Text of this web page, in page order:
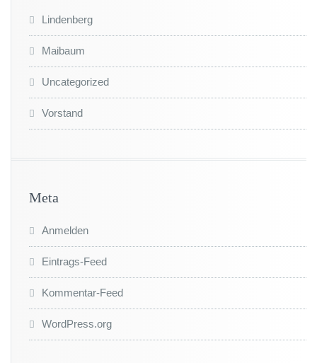
Lindenberg
Maibaum
Uncategorized
Vorstand
Meta
Anmelden
Eintrags-Feed
Kommentar-Feed
WordPress.org